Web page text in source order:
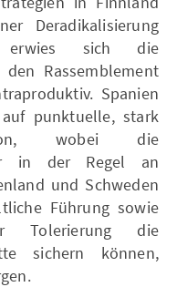
Deradikalisierung
erwies sich die
Rassemblement
Spanien
punktuelle, stark
wobei die
in der Regel an
und Schweden
Führung sowie
Tolerierung die
sichern können,